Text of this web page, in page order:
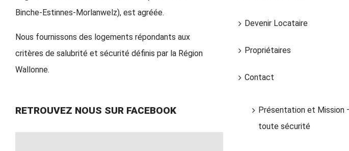
Binche-Estinnes-Morlanwelz), est agréée.
Nous fournissons des logements répondants aux
critères de salubrité et sécurité définis par la Région
Wallonne.
RETROUVEZ NOUS SUR FACEBOOK
Devenir Locataire
Propriétaires
Contact
Présentation et Mission
toute sécurité